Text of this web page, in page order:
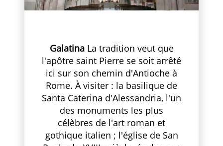
GalatinaLa tradition veut que
l'apôtre saint Pierre se soit arrêté
ici sur son chemin d'Antioche à
Rome. À visiter : la basilique de
Santa Caterina d'Alessandria, l'un
des monuments les plus
célèbres de l'art roman et
gothique italien ; l'église de San